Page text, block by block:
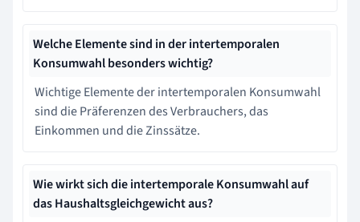
Welche Elemente sind in der intertemporalen
Konsumwahl besonders wichtig?
Wichtige Elemente der intertemporalen Konsumwahl
sind die Präferenzen des Verbrauchers, das
Einkommen und die Zinssätze.
Wie wirkt sich die intertemporale Konsumwahl auf
das Haushaltsgleichgewicht aus?